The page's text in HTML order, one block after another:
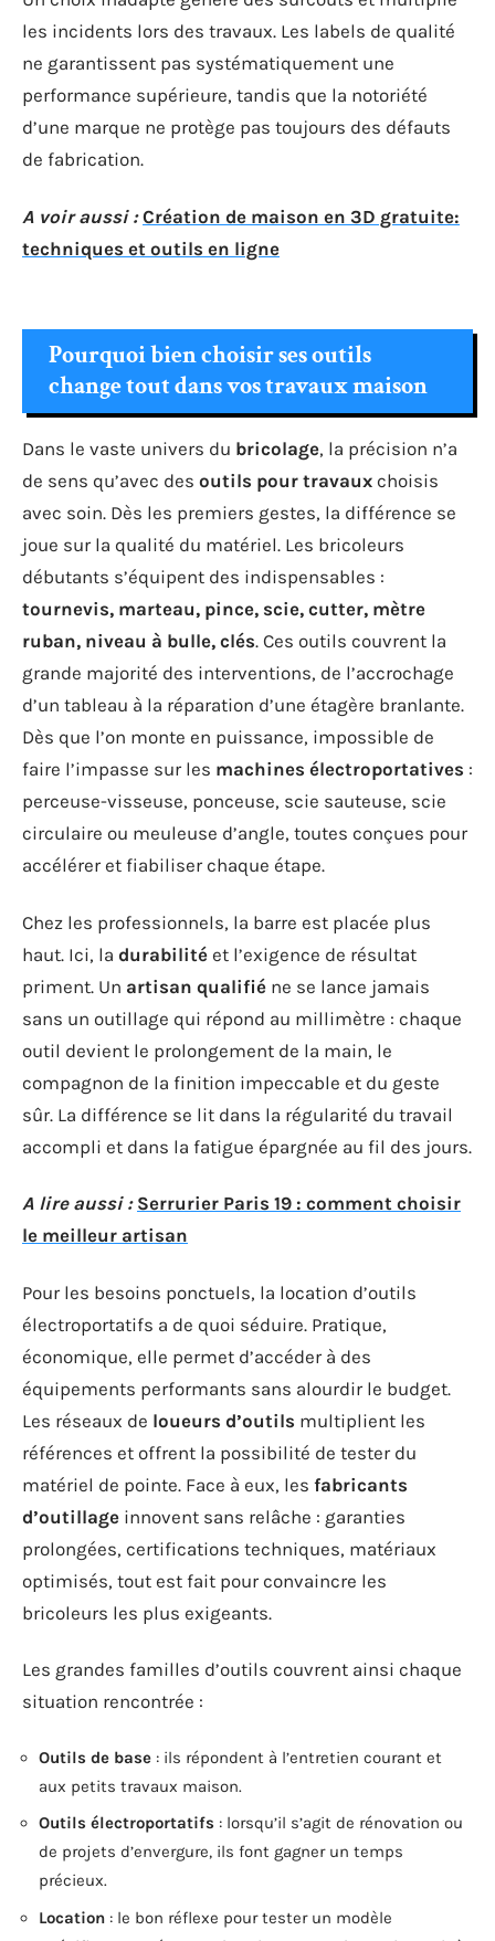
les incidents lors des travaux. Les labels de qualité
ne garantissent pas systématiquement une
performance supérieure, tandis que la notoriété
d’une marque ne protège pas toujours des défauts
de fabrication.
A voir aussi : Création de maison en 3D gratuite:
techniques et outils en ligne
Pourquoi bien choisir ses outils
change tout dans vos travaux maison
Dans le vaste univers du bricolage, la précision n’a
de sens qu’avec des outils pour travaux choisis
avec soin. Dès les premiers gestes, la différence se
joue sur la qualité du matériel. Les bricoleurs
débutants s’équipent des indispensables :
tournevis, marteau, pince, scie, cutter, mètre
ruban, niveau à bulle, clés. Ces outils couvrent la
grande majorité des interventions, de l’accrochage
d’un tableau à la réparation d’une étagère branlante.
Dès que l’on monte en puissance, impossible de
faire l’impasse sur les machines électroportatives :
perceuse-visseuse, ponceuse, scie sauteuse, scie
circulaire ou meuleuse d’angle, toutes conçues pour
accélérer et fiabiliser chaque étape.
Chez les professionnels, la barre est placée plus
haut. Ici, la durabilité et l’exigence de résultat
priment. Un artisan qualifié ne se lance jamais
sans un outillage qui répond au millimètre : chaque
outil devient le prolongement de la main, le
compagnon de la finition impeccable et du geste
sûr. La différence se lit dans la régularité du travail
accompli et dans la fatigue épargnée au fil des jours.
A lire aussi : Serrurier Paris 19 : comment choisir
le meilleur artisan
Pour les besoins ponctuels, la location d’outils
électroportatifs a de quoi séduire. Pratique,
économique, elle permet d’accéder à des
équipements performants sans alourdir le budget.
Les réseaux de loueurs d’outils multiplient les
références et offrent la possibilité de tester du
matériel de pointe. Face à eux, les fabricants
d’outillage innovent sans relâche : garanties
prolongées, certifications techniques, matériaux
optimisés, tout est fait pour convaincre les
bricoleurs les plus exigeants.
Les grandes familles d’outils couvrent ainsi chaque
situation rencontrée :
Outils de base : ils répondent à l’entretien courant et
aux petits travaux maison.
Outils électroportatifs : lorsqu’il s’agit de rénovation ou
de projets d’envergure, ils font gagner un temps
précieux.
Location : le bon réflexe pour tester un modèle